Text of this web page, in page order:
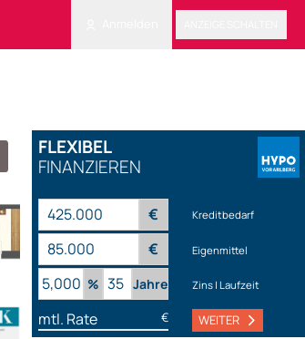
FLEXIBEL
FINANZIEREN
€ Kreditbedarf
€ Eigenmittel
% Jahre Zins | Laufzeit
mtl. Rate € WEITER